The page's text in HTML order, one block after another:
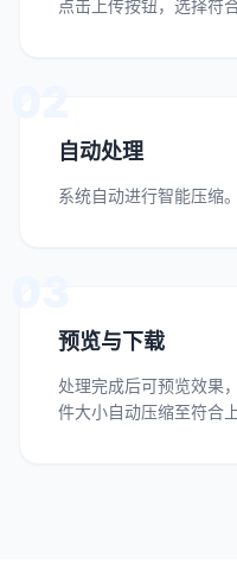
点击上传按钮，选择符
自动处理
系统自动进行智能压缩。
预览与下载
处理完成后可预览效果
件大小自动压缩至符合